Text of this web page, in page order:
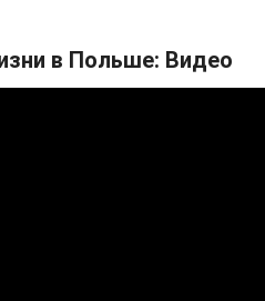
в Польше: Видео